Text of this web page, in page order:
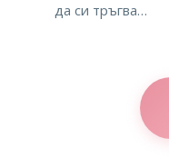
да си тръгва…